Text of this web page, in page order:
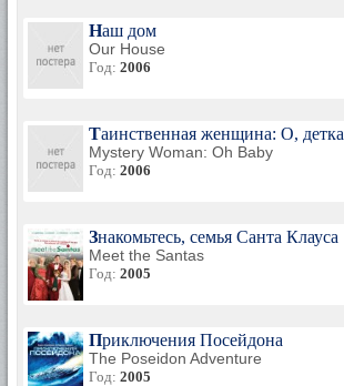
Наш дом
Our House
Год: 2006
Таинственная женщина: О, детка
Mystery Woman: Oh Baby
Год: 2006
Знакомьтесь, семья Санта Клауса
Meet the Santas
Год: 2005
Приключения Посейдона
The Poseidon Adventure
Год: 2005